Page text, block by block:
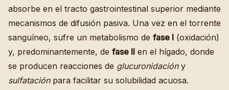
absorbe en el tracto gastrointestinal superior mediante
mecanismos de difusión pasiva. Una vez en el torrente
sanguíneo, sufre un metabolismo de fase I (oxidación)
y, predominantemente, de fase II en el hígado, donde
se producen reacciones de glucuronidacióny
sulfataciónpara facilitar su solubilidad acuosa.